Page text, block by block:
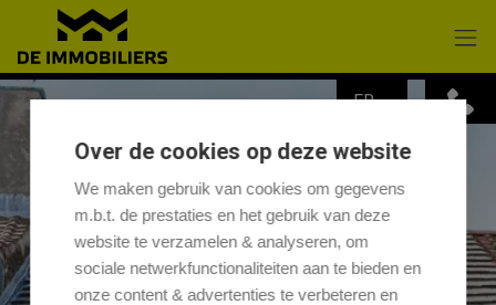
Passer le menu et aller au contenu
FR
Over de cookies op deze website
We maken gebruik van cookies om gegevens
m.b.t. de prestaties en het gebruik van deze
website te verzamelen & analyseren, om
sociale netwerkfunctionaliteiten aan te bieden en
onze content & advertenties te verbeteren en